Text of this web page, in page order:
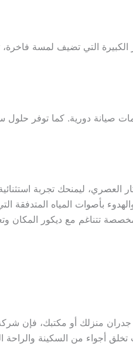
الكبيرة التي تضيف لمسة
صيانة دورية. كما توفر حلول
العصري، ليمنحك تجربة
بأصوات المياه المتدفقة
تتناغم مع ديكور
منزلك أو مكتبك، فإن
أجواء من السكينة والراحة